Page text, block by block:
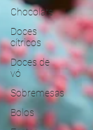
Chocolate
Doces
cítricos
Doces de
vó
Sobremesas
Bolos